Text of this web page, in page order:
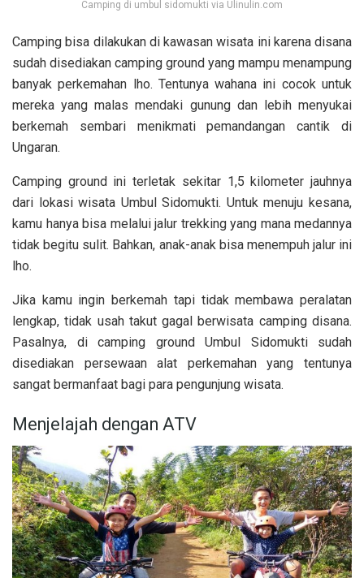
Camping di umbul sidomukti via Ulinulin.com
Camping bisa dilakukan di kawasan wisata ini karena disana
sudah disediakan camping ground yang mampu menampung
banyak perkemahan lho. Tentunya wahana ini cocok untuk
mereka yang malas mendaki gunung dan lebih menyukai
berkemah sembari menikmati pemandangan cantik di
Ungaran.
Camping ground ini terletak sekitar 1,5 kilometer jauhnya
dari lokasi wisata Umbul Sidomukti. Untuk menuju kesana,
kamu hanya bisa melalui jalur trekking yang mana medannya
tidak begitu sulit. Bahkan, anak-anak bisa menempuh jalur ini
lho.
Jika kamu ingin berkemah tapi tidak membawa peralatan
lengkap, tidak usah takut gagal berwisata camping disana.
Pasalnya, di camping ground Umbul Sidomukti sudah
disediakan persewaan alat perkemahan yang tentunya
sangat bermanfaat bagi para pengunjung wisata.
Menjelajah dengan ATV